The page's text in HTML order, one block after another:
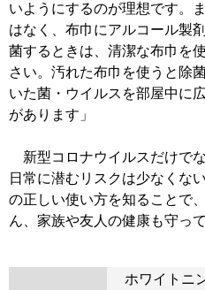
いようにするのが理想です。
はなく、布巾にアルコール製
菌するときは、清潔な布巾を
さい。汚れた布巾を使うと除
いた菌・ウイルスを部屋中に
があります」
新型コロナウイルスだけで
日常に潜むリスクは少なくな
の正しい使い方を知ることで
ホワイトニ